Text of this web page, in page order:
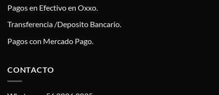
Pagos en Efectivo en Oxxo.
Transferencia /Deposito Bancario.
Pagos con Mercado Pago.
CONTACTO